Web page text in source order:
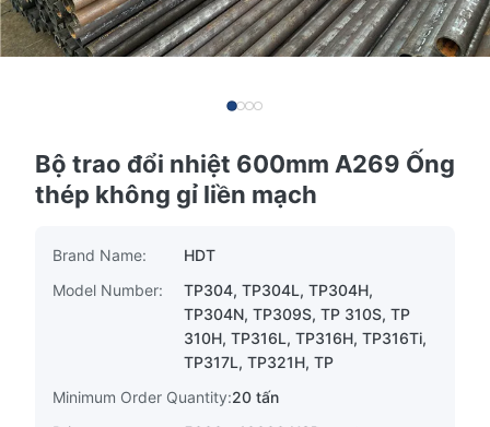
Bộ trao đổi nhiệt 600mm A269 Ống
thép không gỉ liền mạch
Brand Name:
HDT
Model Number:
TP304, TP304L, TP304H,
TP304N, TP309S, TP 310S, TP
310H, TP316L, TP316H, TP316Ti,
TP317L, TP321H, TP
Minimum Order Quantity:20 tấn